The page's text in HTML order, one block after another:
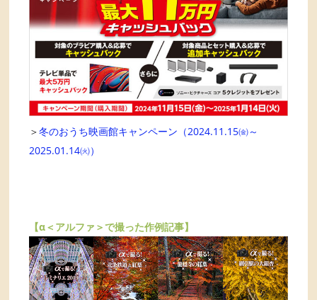
＞冬のおうち映画館キャンペーン（2024.11.15㈮～
2025.01.14㈫）
【α＜アルファ＞で撮った作例記事】